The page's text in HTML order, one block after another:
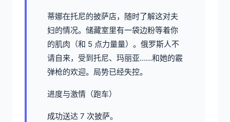
蒂娜在托尼的披萨店，随时了解这对夫
妇的情况。储藏室里有一袋边粉等着你
的肌肉（和 5 点力量量）。俄罗斯人不
请自来，受到托尼、玛丽亚……和她的霰
弹枪的欢迎。局势已经失控。
进度与激情（跑车）
成功送达 7 次披萨。